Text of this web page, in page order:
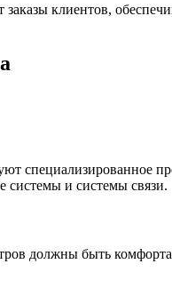
заказы клиентов,
специализированное
системы и системы связи.
должны быть